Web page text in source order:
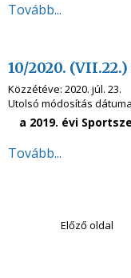
Tovább...
10/2020.
Közzétéve: 2020. júl. 23.
Utolsó módosítás
a 2019. évi
Tovább...
Előző oldal